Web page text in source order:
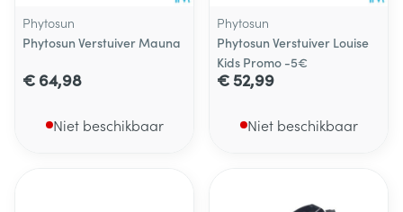
Phytosun
Phytosun Verstuiver Mauna
€ 64,98
Niet beschikbaar
Phytosun
Phytosun Verstuiver Louise
Kids Promo -5€
€ 52,99
Niet beschikbaar